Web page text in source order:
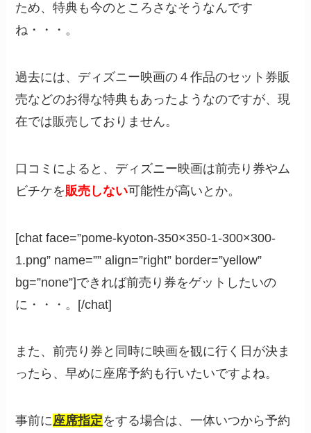
ため、特典も今のところさなそうなんです
ね・・・。
過去には、ディズニー映画の４作品のセット券販
売などのお得な特典もあったようなのですが、現
在では販売しておりません。
口コミによると、ディズニー映画は前売り券やム
ビチケを販売しない可能性が高いとか。
[chat face=”pome-kyoton-350×350-1-300×300-
1.png” name=”” align=”right” border=”yellow”
bg=”none”]できれば前売り券をゲットしたいの
に・・・。[/chat]
また、前売り券と同時に映画を観に行く日が決ま
ったら、早めに座席予約も行いたいですよね。
事前に座席指定をする場合は、一体いつから予約